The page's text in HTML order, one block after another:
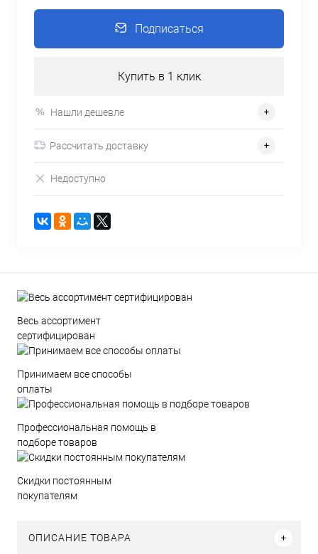
Подписаться
Купить в 1 клик
Нашли дешевле
Рассчитать доставку
Недоступно
Весь ассортимент
сертифицирован
Принимаем все способы
оплаты
Профессиональная помощь в
подборе товаров
Скидки постоянным
покупателям
ОПИСАНИЕ ТОВАРА